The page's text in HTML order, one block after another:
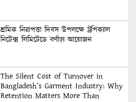
শ্রমিক নিরাপত্তা দিবস উপলক্ষে ট্রপিক্যাল
নিটেক্স লিমিটেডে বর্ণাঢ্য আয়োজন
The Silent Cost of Turnover in
Bangladesh’s Garment Industry: Why
Retention Matters More Than